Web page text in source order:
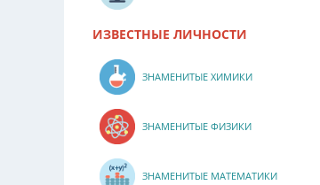
ИЗВЕСТНЫЕ ЛИЧНОСТИ
ЗНАМЕНИТЫЕ ХИМИКИ
ЗНАМЕНИТЫЕ ФИЗИКИ
ЗНАМЕНИТЫЕ МАТЕМАТИКИ